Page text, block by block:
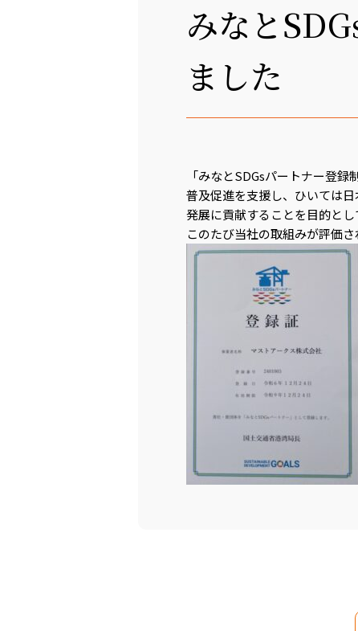
みなと
ました
「みなとSDGsパートナー登
普及促進を支援し、ひいては
発展に貢献することを目的と
このたび当社の取組みが評価